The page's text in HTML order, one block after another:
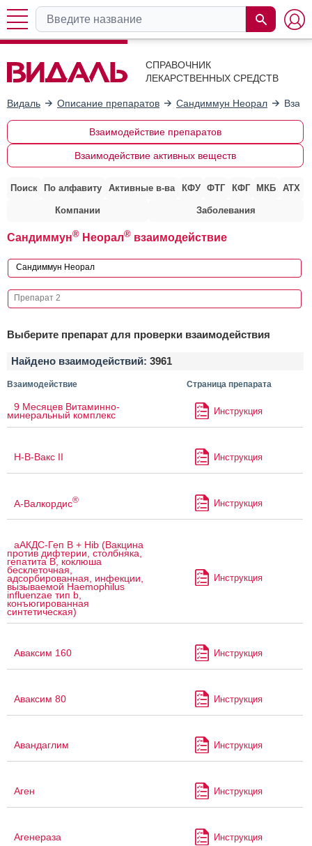
СПРАВОЧНИК
ЛЕКАРСТВЕННЫХ СРЕДСТВ
Видаль Описание препаратов Сандиммун Неорал
Взаимодействие препаратов
Взаимодействие активных веществ
Поиск По алфавиту Активные в-ва КФУ ФТГ КФГ МКБ АТХ
Компании Заболевания
Сандиммун® Неорал® взаимодействие
Выберите препарат для проверки взаимодействия
Найдено взаимодействий: 3961
Взаимодействие Страница препарата
9 Месяцев Витаминно-
минеральный комплекс Инструкция
H-B-Вакс II Инструкция
А-Валкордис® Инструкция
аАКДС-Геп B + Hib (Вакцина
против дифтерии, столбняка,
гепатита B, коклюша
бесклеточная,
адсорбированная, инфекции,
вызываемой Haemophilus
influenzae тип b,
конъюгированная
синтетическая)
Инструкция
Аваксим 160 Инструкция
Аваксим 80 Инструкция
Авандаглим Инструкция
Аген Инструкция
Агенераза Инструкция